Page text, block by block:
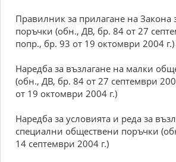
Правилник за прилагане на Закона
поръчки (обн., ДВ, бр. 84 от 27
попр., бр. 93 от 19 октомври 2004 г.)
Наредба за възлагане на малки
(обн., ДВ, бр. 84 от 27 септември
от 19 октомври 2004 г.)
Наредба за условията и реда за
специални обществени поръчки
14 септември 2004 г.)